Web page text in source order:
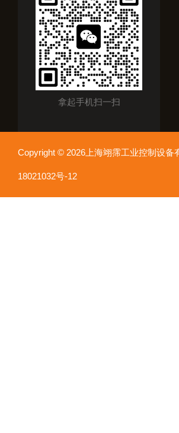
拿起手机扫一扫
Copyright © 2026上海翊霈工业控制设
18021032号-12